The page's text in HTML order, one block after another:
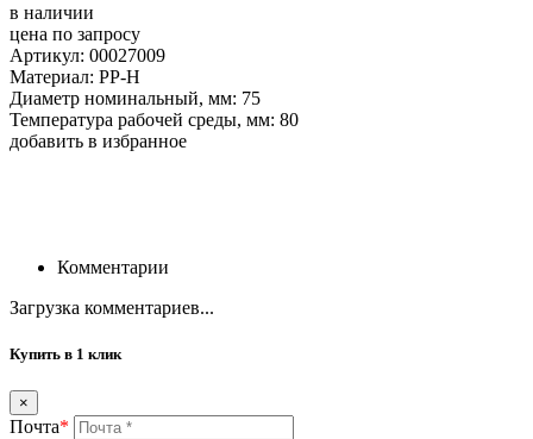
в наличии
цена по запросу
Артикул: 00027009
Материал: РР-Н
Диаметр номинальный, мм: 75
Температура рабочей среды, мм: 80
добавить в избранное
Комментарии
Загрузка комментариев...
Купить в 1 клик
×
Почта*